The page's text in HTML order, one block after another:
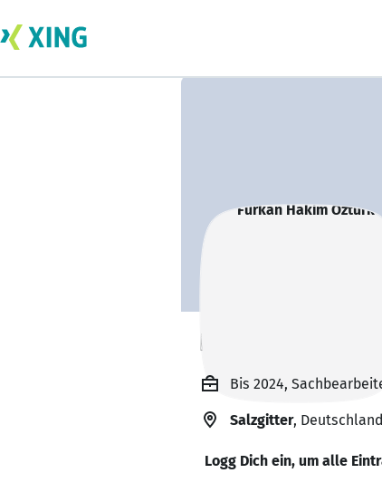
Furkan Hakim
Bis 2024,
Salzgitter, Deutschland
Logg Dich ein, um alle